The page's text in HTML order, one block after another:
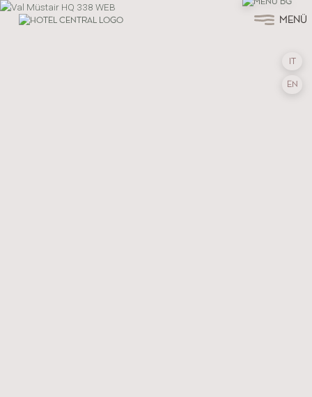
MENÜ
IT
EN